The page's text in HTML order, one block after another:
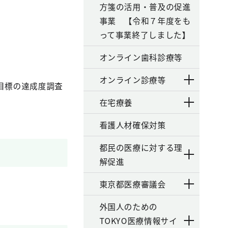
標の達成度調査
方箋の活用・普及の促進
事業 【令和７年度をも
って事業終了しました】
オンライン歯科診療等
オンライン診療等
在宅療養
看護人材確保対策
都民の医療に対する理
解促進
東京都医療審議会
外国人のための
TOKYO医療情報サイ